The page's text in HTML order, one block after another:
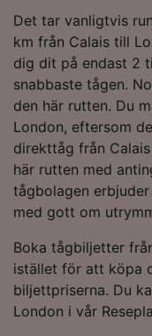
Det tar vanligtvis
km från Calais till
dig dit på endast 2
snabbaste tågen.
den här rutten. Du
London, eftersom
direkttåg från
här rutten med
tågbolagen
med gott om
Boka tågbiljetter
istället för att köpa
biljettpriserna. Du
London i vår